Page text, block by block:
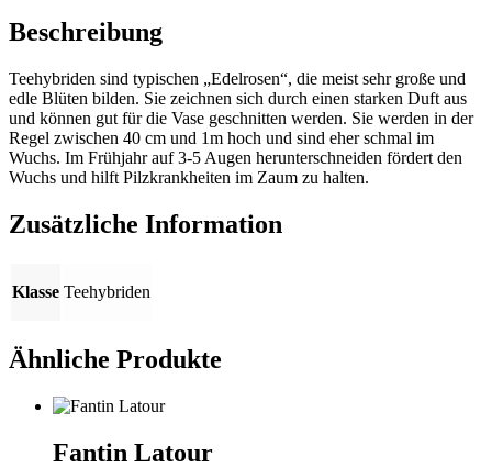
Beschreibung
Teehybriden sind typischen „Edelrosen“, die meist sehr große und
edle Blüten bilden. Sie zeichnen sich durch einen starken Duft aus
und können gut für die Vase geschnitten werden. Sie werden in der
Regel zwischen 40 cm und 1m hoch und sind eher schmal im
Wuchs. Im Frühjahr auf 3-5 Augen herunterschneiden fördert den
Wuchs und hilft Pilzkrankheiten im Zaum zu halten.
Zusätzliche Information
Klasse Teehybriden
Ähnliche Produkte
Fantin Latour